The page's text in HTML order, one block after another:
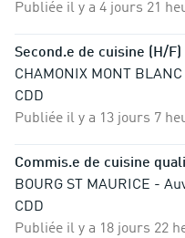
Publiée il y a 4 jours 21
Second.e de cuisine (H/F)
CHAMONIX MONT
CDD
Publiée il y a 13 jours 7
Commis.e de cuisine
BOURG ST MAURICE -
CDD
Publiée il y a 18 jours 22